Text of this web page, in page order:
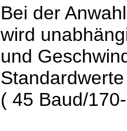
Bei der
wird
und
( 45 Baud/